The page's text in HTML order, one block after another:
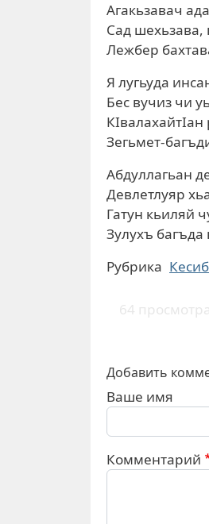
Агакьзавач
Сад шехьзава,
Лежбер
Я лугьуда
Бес вучиз чи
КIвалахайтIан
Зегьмет-
Абдуллагьан
Девлетлуяр
Гатун кьиляй
Зулухъ
Рубрика
64 просмотра
Добавить
Ваше имя
Комментарий